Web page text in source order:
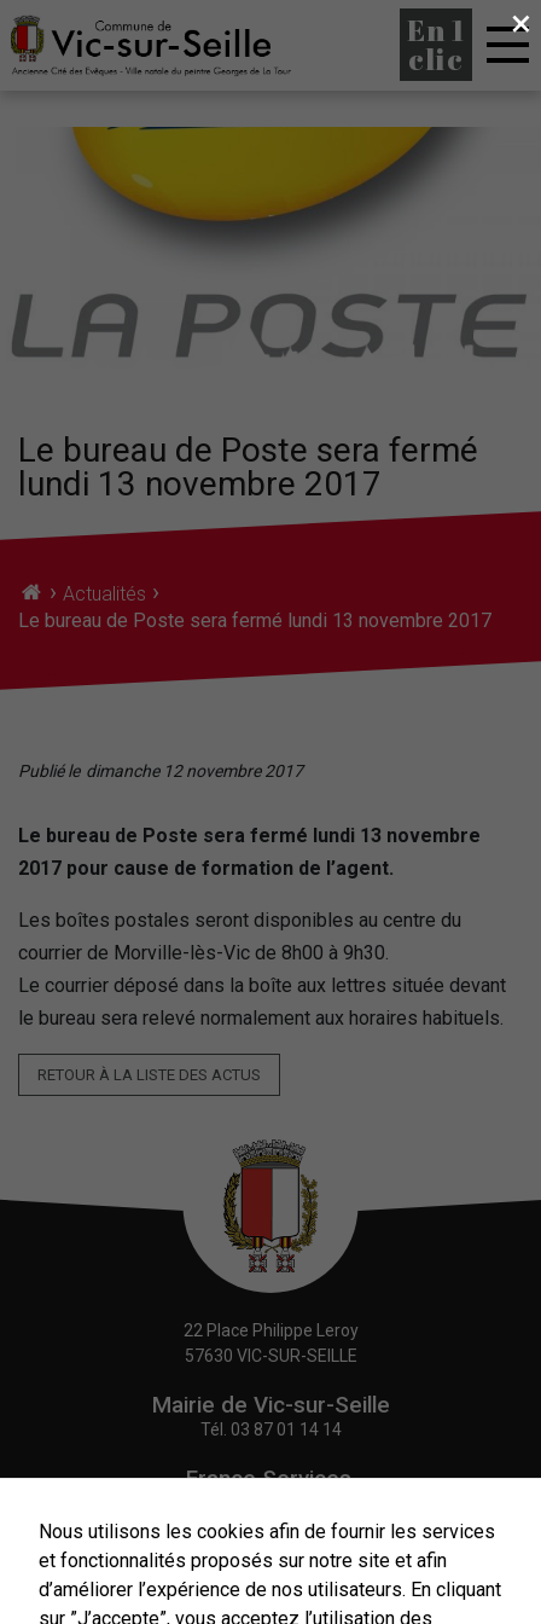
En 1
clic
Le bureau de Poste sera fermé
lundi 13 novembre 2017
› Actualités ›
Le bureau de Poste sera fermé lundi 13 novembre 2017
Publié le dimanche 12 novembre 2017
Le bureau de Poste sera fermé lundi 13 novembre
2017 pour cause de formation de l’agent.
Les boîtes postales seront disponibles au centre du
courrier de Morville-lès-Vic de 8h00 à 9h30.
Le courrier déposé dans la boîte aux lettres située devant
le bureau sera relevé normalement aux horaires habituels.
RETOUR À LA LISTE DES ACTUS
22 Place Philippe Leroy
57630 VIC-SUR-SEILLE
Mairie de Vic-sur-Seille
Tél. 03 87 01 14 14
France Services,
Tél.03 87 86 41 48
NOUS CONTACTER
×
Nous utilisons les cookies afin de fournir les services
et fonctionnalités proposés sur notre site et afin
d’améliorer l’expérience de nos utilisateurs. En cliquant
sur ”J’accepte”, vous acceptez l’utilisation des